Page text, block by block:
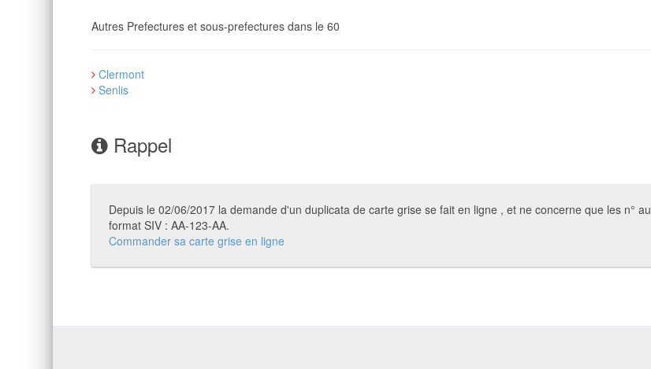
Autres Prefectures et sous-prefectures dans le 60
Clermont
Senlis
Rappel
Depuis le 02/06/2017 la demande d'un duplicata de carte grise se fait en ligne , et ne concerne que les n° au
format SIV : AA-123-AA.
Commander sa carte grise en ligne